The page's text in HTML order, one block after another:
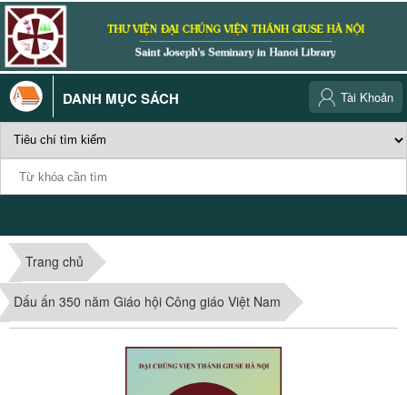
DANH MỤC SÁCH Tài Khoản
Trang chủ
Dấu ấn 350 năm Giáo hội Công giáo Việt Nam